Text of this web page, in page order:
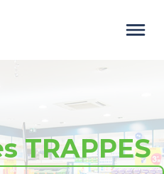
TRAPPES